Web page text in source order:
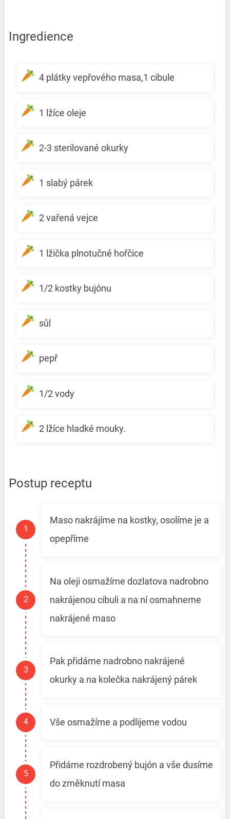
Ingredience
4 plátky vepřového masa,1 cibule
1 lžíce oleje
2-3 sterilované okurky
1 slabý párek
2 vařená vejce
1 lžička plnotučné hořčice
1/2 kostky bujónu
sůl
pepř
1/2 vody
2 lžíce hladké mouky.
Postup receptu
Maso nakrájíme na kostky, osolíme je a
opepříme
Na oleji osmažíme dozlatova nadrobno
nakrájenou cibuli a na ní osmahneme
nakrájené maso
Pak přidáme nadrobno nakrájené
okurky a na kolečka nakrájený párek
Vše osmažíme a podlijeme vodou
Přidáme rozdrobený bujón a vše dusíme
do změknutí masa